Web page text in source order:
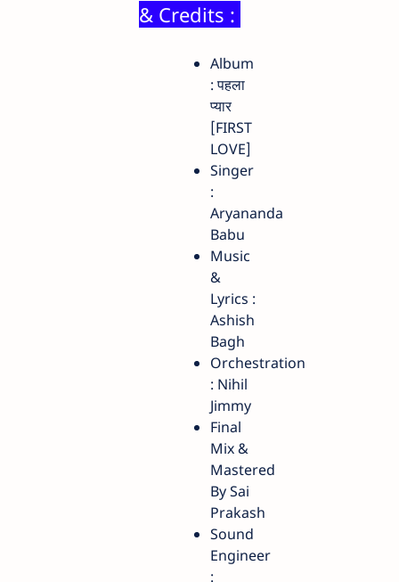
& Credits :
Album
: पहला
प्यार
[FIRST
LOVE]
Singer
:
Aryananda
Babu
Music
&
Lyrics :
Ashish
Bagh
Orchestration
: Nihil
Jimmy
Final
Mix &
Mastered
By Sai
Prakash
Sound
Engineer
: